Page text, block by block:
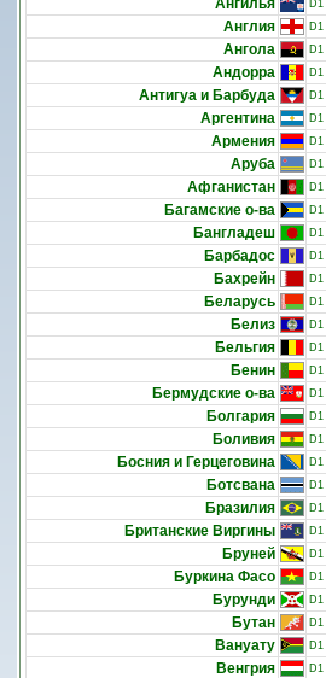
Ангилья D1
Англия D1
Ангола D1
Андорра D1
Антигуа и Барбуда D1
Аргентина D1
Армения D1
Аруба D1
Афганистан D1
Багамские о-ва D1
Бангладеш D1
Барбадос D1
Бахрейн D1
Беларусь D1
Белиз D1
Бельгия D1
Бенин D1
Бермудские о-ва D1
Болгария D1
Боливия D1
Босния и Герцеговина D1
Ботсвана D1
Бразилия D1
Британские Виргины D1
Бруней D1
Буркина Фасо D1
Бурунди D1
Бутан D1
Вануату D1
Венгрия D1